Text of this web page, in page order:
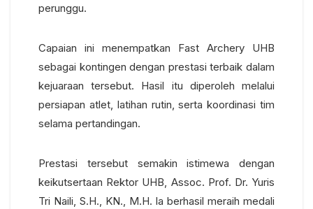
perunggu.
Capaian ini menempatkan Fast Archery UHB
sebagai kontingen dengan prestasi terbaik dalam
kejuaraan tersebut. Hasil itu diperoleh melalui
persiapan atlet, latihan rutin, serta koordinasi tim
selama pertandingan.
Prestasi tersebut semakin istimewa dengan
keikutsertaan Rektor UHB, Assoc. Prof. Dr. Yuris
Tri Naili, S.H., KN., M.H. Ia berhasil meraih medali